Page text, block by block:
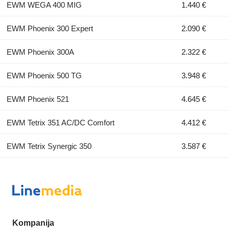
EWM WEGA 400 MIG 1.440 €
EWM Phoenix 300 Expert 2.090 €
EWM Phoenix 300A 2.322 €
EWM Phoenix 500 TG 3.948 €
EWM Phoenix 521 4.645 €
EWM Tetrix 351 AC/DC Comfort 4.412 €
EWM Tetrix Synergic 350 3.587 €
Kompanija